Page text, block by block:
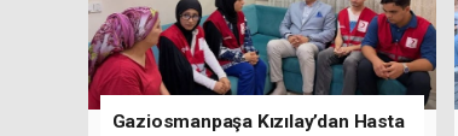
Gaziosmanpaşa Kızılay’dan Hasta